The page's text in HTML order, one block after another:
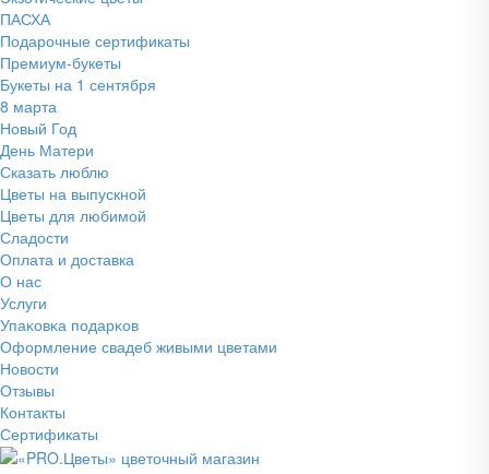
ПАСХА
Подарочные сертификаты
Премиум-букеты
Букеты на 1 сентября
8 марта
Новый Год
День Матери
Сказать люблю
Цветы на выпускной
Цветы для любимой
Сладости
Оплата и доставка
О нас
Услуги
Упаĸовĸа подарĸов
Оформление свадеб живыми цветами
Новости
Отзывы
Контакты
Сертификаты